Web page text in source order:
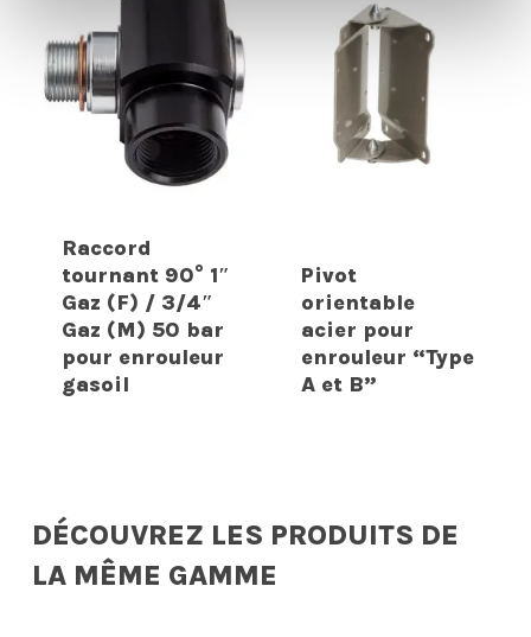
Raccord
tournant 90° 1″
Gaz (F) / 3/4″
Gaz (M) 50 bar
pour enrouleur
gasoil
Pivot
orientable
acier pour
enrouleur “Type
A et B”
DÉCOUVREZ LES PRODUITS DE
LA MÊME GAMME